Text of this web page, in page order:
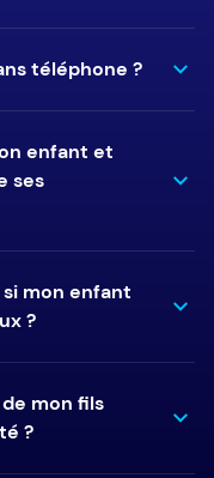
téléphone ?
enfant et
ses
mon enfant
?
mon fils
?